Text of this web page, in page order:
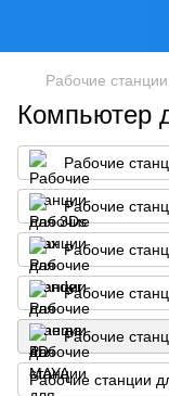
Рабочие станции
Компьютер
Рабочие
Рабочие
Рабочие
Рабочие
Рабочие
Рабочие станции